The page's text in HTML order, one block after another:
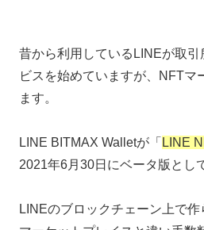
昔から利用しているLINEが取
ビスを始めていますが、NFTマ
ます。
LINE BITMAX Walletが「 LINE
2021年6月30日にベータ版とし
LINEのブロックチェーン上で